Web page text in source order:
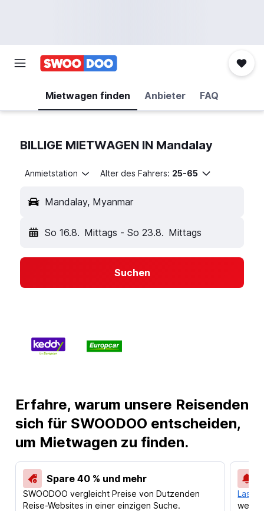
Mietwagen finden Anbieter FAQ
BILLIGE MIETWAGEN IN Mandalay
Anmietstation Alter des Fahrers: 25-65
Mandalay, Myanmar
So 16.8. Mittags - So 23.8. Mittags
Suchen
Erfahre, warum unsere Reisenden
sich für SWOODOO entscheiden,
um Mietwagen zu finden.
Spare 40 % und mehr
SWOODOO vergleicht Preise von Dutzenden
Reise-Websites in einer einzigen Suche.
Lass